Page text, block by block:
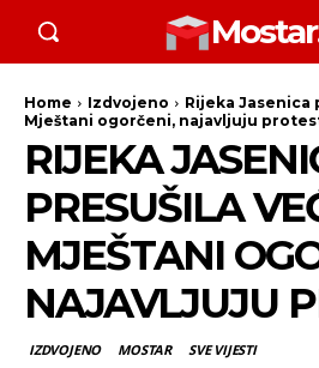
Home Izdvojeno
Rijeka Jasenica
Mještani ogorčeni, najavljuju
RIJEKA
PRESUŠILA
MJEŠTANI
NAJAVLJUJU
IZDVOJENO MOSTAR SVE VIJESTI